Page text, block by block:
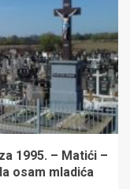
1995. – Matići –
osam mladića